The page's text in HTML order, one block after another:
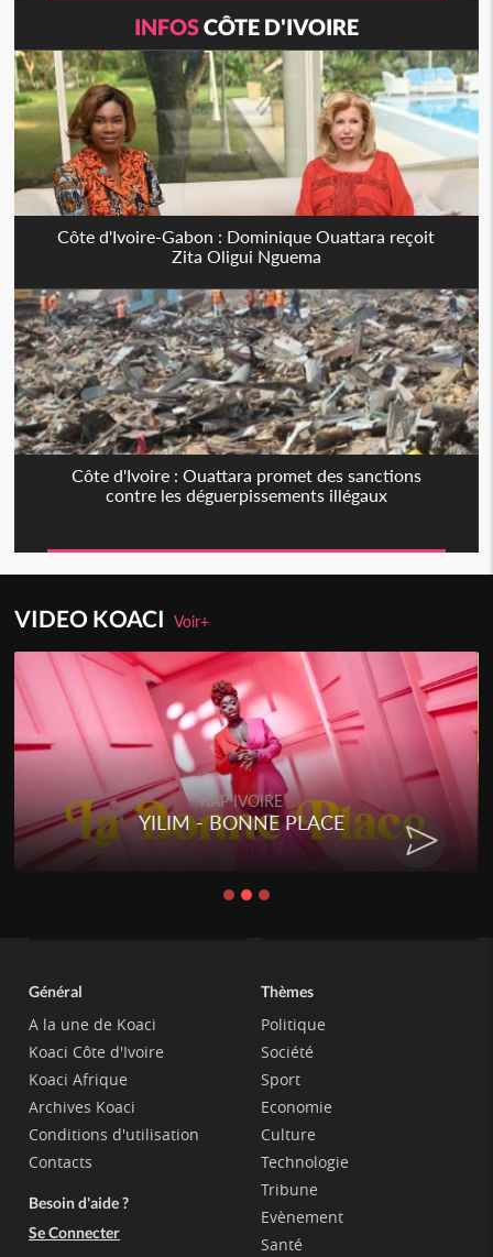
INFOSCÔTE D'IVOIRE
Côte d'Ivoire-Gabon : Dominique Ouattara reçoit
Zita Oligui Nguema
Côte d'Ivoire : Ouattara promet des sanctions
contre les déguerpissements illégaux
VIDEO KOACIVoir+
RAP IVOIRE
YILIM - BONNE PLACE
Général
A la une de Koaci
Koaci Côte d'Ivoire
Koaci Afrique
Archives Koaci
Conditions d'utilisation
Contacts
Besoin d'aide ?
Se Connecter
Thèmes
Politique
Société
Sport
Economie
Culture
Technologie
Tribune
Evènement
Santé